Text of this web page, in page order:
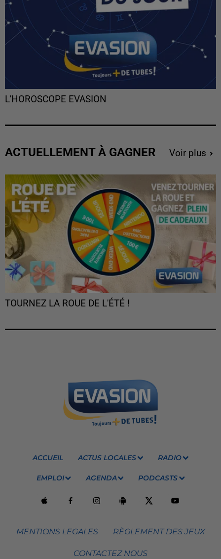
L'HOROSCOPE EVASION
ACTUELLEMENT À GAGNER Voir plus
TOURNEZ LA ROUE DE L'ÉTÉ !
ACCUEIL ACTUS LOCALES RADIO
EMPLOI AGENDA PODCASTS
MENTIONS LEGALES RÈGLEMENT DES JEUX
CONTACTEZ NOUS